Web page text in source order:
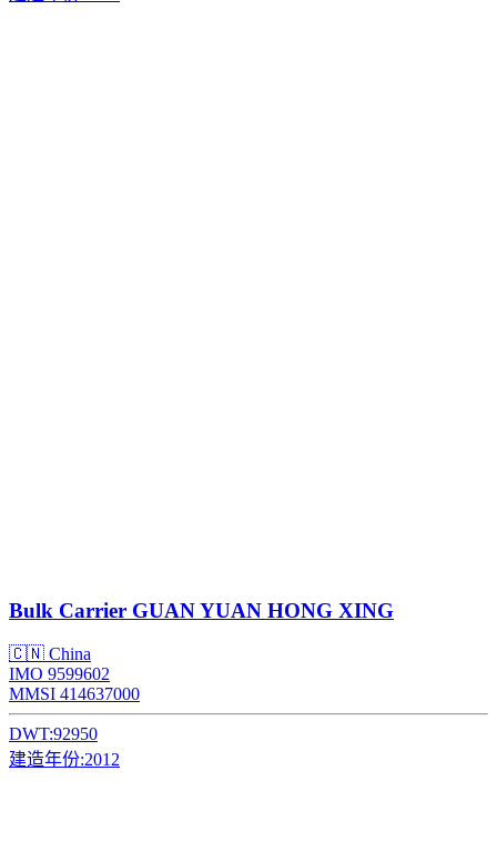
Bulk Carrier GUAN YUAN HONG XING
🇨🇳 China
IMO 9599602
MMSI 414637000
DWT:92950
建造年份:2012